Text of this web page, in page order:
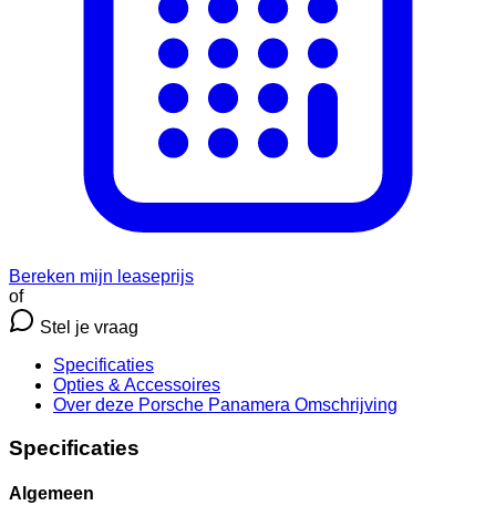
Bereken mijn leaseprijs
of
Stel je vraag
Specificaties
Opties & Accessoires
Over deze Porsche Panamera Omschrijving
Specificaties
Algemeen